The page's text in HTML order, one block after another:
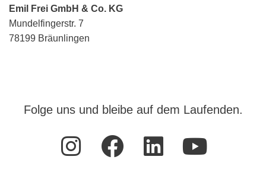
Emil Frei GmbH & Co. KG
Mundelfingerstr. 7
78199 Bräunlingen
Folge uns und bleibe auf dem Laufenden.
I
n
F
a
L
i
Y
o